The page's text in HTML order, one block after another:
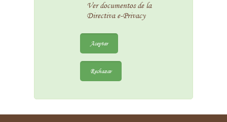
Ver documentos de la
Directiva e-Privacy
Aceptar
Rechazar